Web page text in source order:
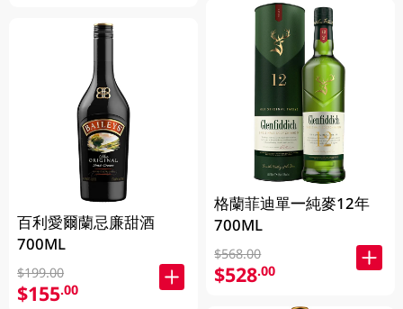
百利愛爾蘭忌廉甜酒
700ML
$199.00
$155.00
格蘭菲迪單一純麥12年
700ML
$568.00
$528.00